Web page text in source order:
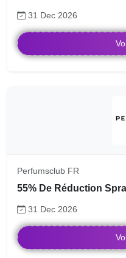
31 Dec 2026
Perfumsclub FR
55% De Réduction
31 Dec 2026